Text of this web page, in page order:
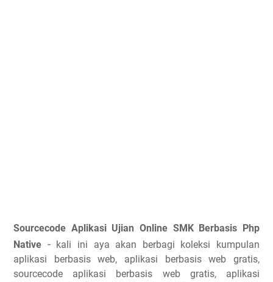
Sourcecode Aplikasi Ujian Online SMK Berbasis Php
Native - kali ini aya akan berbagi koleksi kumpulan
aplikasi berbasis web, aplikasi berbasis web gratis,
sourcecode aplikasi berbasis web gratis, aplikasi